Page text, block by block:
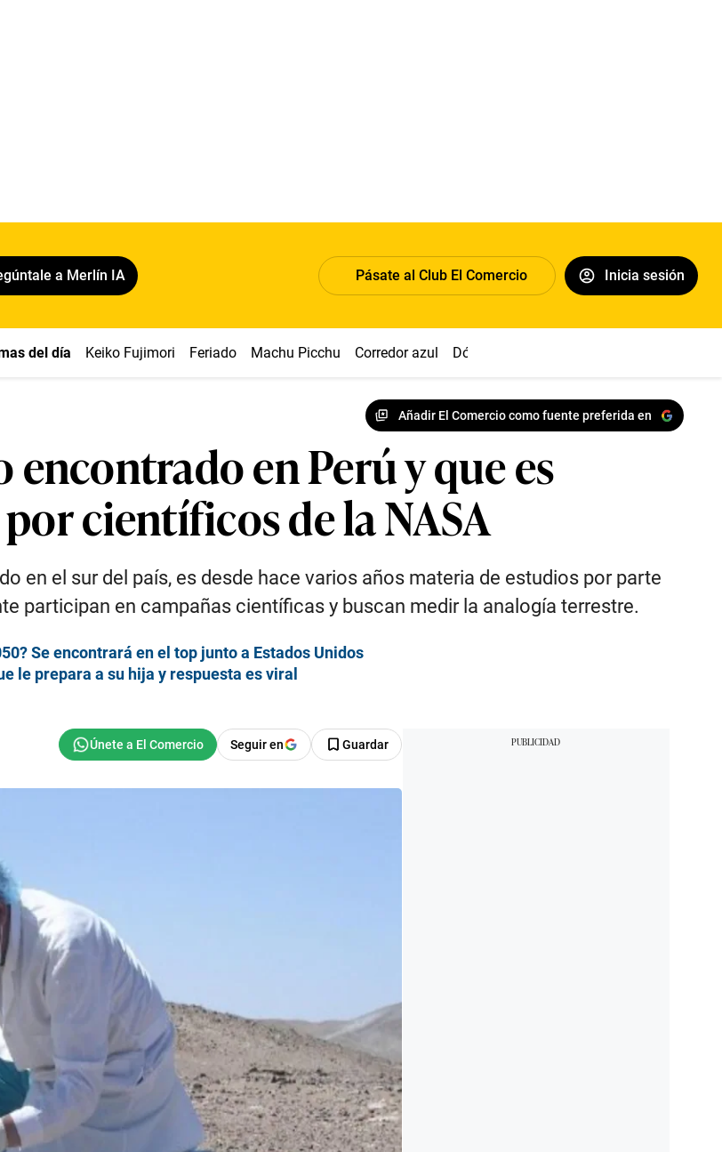
a Merlín IA Pásate al Club El Comercio Inicia sesión
del día Keiko Fujimori Feriado Machu Picchu Corredor azul Dólar
Añadir El Comercio como fuente preferida en
encontrado en Perú y que es
científicos de la NASA
en el sur del país, es desde hace varios años materia de estudios por parte
participan en campañas científicas y buscan medir la analogía terrestre.
Se encontrará en el top junto a Estados Unidos
le prepara a su hija y respuesta es viral
Seguir en Guardar